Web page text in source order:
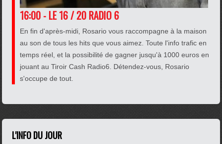
16:00 - LE 16 / 20 RADIO 6
En fin d'après-midi, Rosario vous raccompagne à la maison
au son de tous les hits que vous aimez. Toute l'info trafic en
temps réel, et la possibilité de gagner jusqu'à 1000 euros en
jouant au Tiroir Cash Radio6. Détendez-vous, Rosario
s'occupe de tout.
L'INFO DU JOUR